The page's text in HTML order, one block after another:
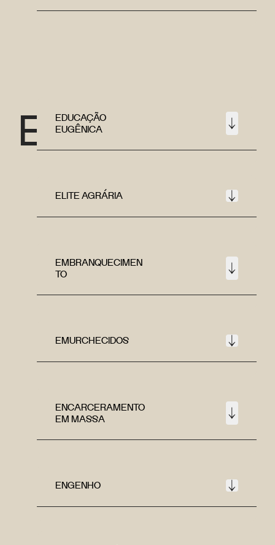
E
EDUCAÇÃO
EUGÊNICA
ELITE AGRÁRIA
EMBRANQUECIMEN
TO
EMURCHECIDOS
ENCARCERAMENTO
EM MASSA
ENGENHO